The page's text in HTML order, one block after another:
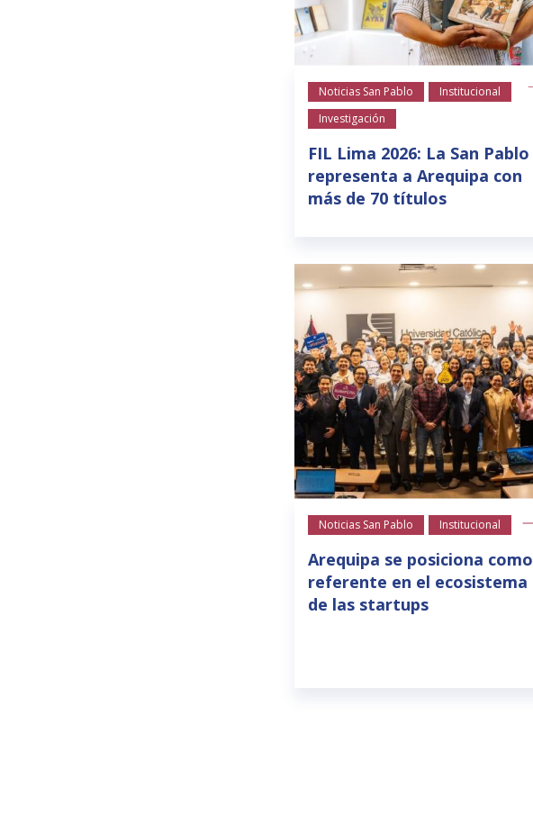
Noticias San Pablo
Institucional
Investigación
FIL Lima 2026: La San Pablo
representa a Arequipa con
más de 70 títulos
Noticias San Pablo Institucional
Arequipa se posiciona como
referente en el ecosistema
de las startups